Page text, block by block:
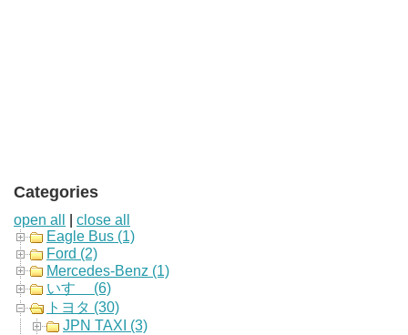
Categories
open all
close all
Eagle Bus (1)
Ford (2)
Mercedes-Benz (1)
いすゞ (6)
トヨタ (30)
JPN TAXI (3)